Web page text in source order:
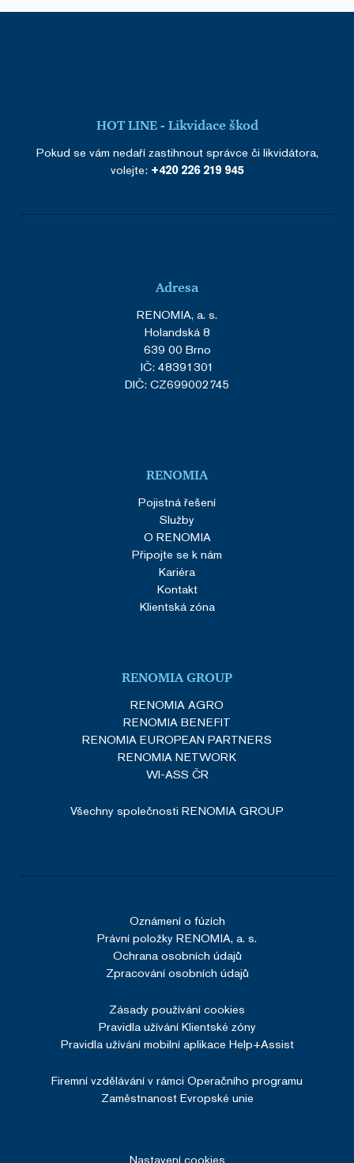
HOT LINE - Likvidace škod
Pokud se vám nedaří zastihnout správce či likvidátora,
volejte: +420 226 219 945
Adresa
RENOMIA, a. s.
Holandská 8
639 00 Brno
IČ: 48391301
DIČ: CZ699002745
RENOMIA
Pojistná řešení
Služby
O RENOMIA
Připojte se k nám
Kariéra
Kontakt
Klientská zóna
RENOMIA GROUP
RENOMIA AGRO
RENOMIA BENEFIT
RENOMIA EUROPEAN PARTNERS
RENOMIA NETWORK
WI-ASS ČR
Všechny společnosti RENOMIA GROUP
Oznámení o fúzích
Právní položky RENOMIA, a. s.
Ochrana osobních údajů
Zpracování osobních údajů
Zásady používání cookies
Pravidla užívání Klientské zóny
Pravidla užívání mobilní aplikace Help+Assist
Firemní vzdělávání v rámci Operačního programu
Zaměstnanost Evropské unie
Nastavení cookies